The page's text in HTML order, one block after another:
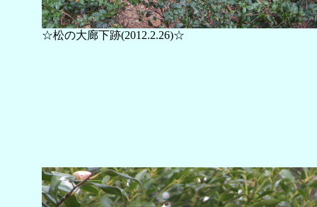
☆松の大廊下跡(2012.2.26)☆